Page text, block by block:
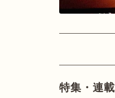
特集・連載